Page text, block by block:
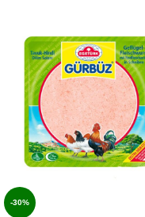
-30%